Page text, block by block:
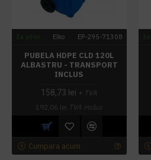
Elko EP-295-71308
PUBELA HDPE CLD 120L
ALBASTRU - TRANSPORT
INCLUS
158,73 lei + TVA
192,06 lei TVA inclus
Cumpara acum